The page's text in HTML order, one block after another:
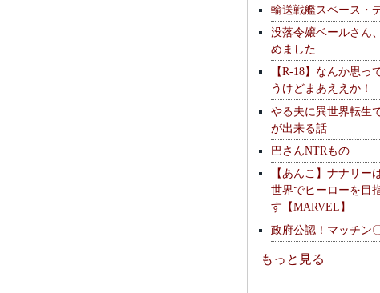
輸送戦艦スペース・
没落令嬢ベールさん
めました
【R-18】なんか思っ
うけどまあええか！
やる夫に異世界転生
が出来る話
巴さんNTRもの
【あんこ】ナナリー
世界でヒーローを目
す【MARVEL】
政府公認！マッチン
もっと見る